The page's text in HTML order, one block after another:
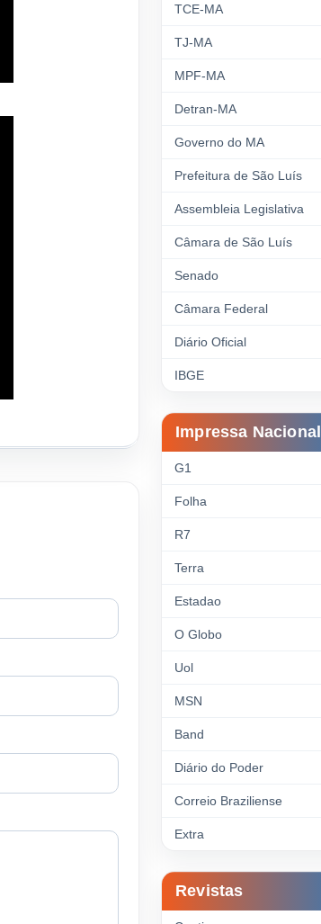
TCE-MA
TJ-MA
MPF-MA
Detran-MA
Governo do MA
Prefeitura de São Luís
Assembleia Legislativa
Câmara de São Luís
Senado
Câmara Federal
Diário Oficial
IBGE
Impressa Nacional
G1
Folha
R7
Terra
Estadao
O Globo
Uol
MSN
Band
Diário do Poder
Correio Braziliense
Extra
Revistas